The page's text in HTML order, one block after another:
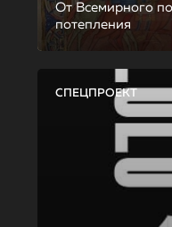
От Всемирного
потепления
СПЕЦПРОЕКТ